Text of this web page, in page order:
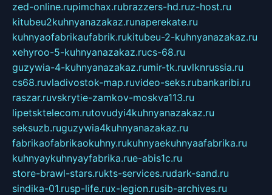
zed-online.rupimchax.rubrazzers-hd.ruz-host.ru
kitubeu2kuhnyanazakaz.runaperekate.ru
kuhnyaofabrikaufabrik.rukitubeu-2-kuhnyanazakaz.ru
xehyroo-5-kuhnyanazakaz.rucs-68.ru
guzywia-4-kuhnyanazakaz.rumir-tk.ruvlknrussia.ru
cs68.ruvladivostok-map.ruvideo-seks.rubankaribi.ru
raszar.ruvskrytie-zamkov-moskva113.ru
lipetsktelecom.rutovudyi4kuhnyanazakaz.ru
seksuzb.ruguzywia4kuhnyanazakaz.ru
fabrikaofabrikaokuhny.rukuhnyaekuhnyaafabrika.ru
kuhnyaykuhnyayfabrika.rue-abis1c.ru
store-brawl-stars.rukts-services.rudark-sand.ru
sindika-01.rusp-life.rux-legion.rusib-archives.ru